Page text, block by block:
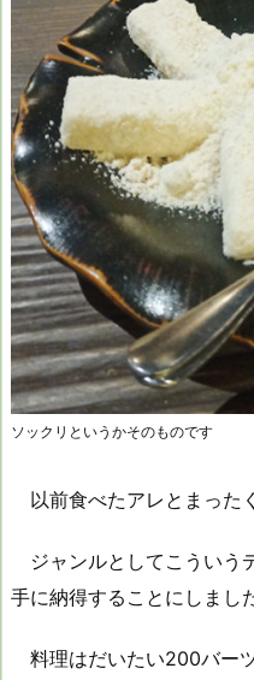
ソックリというかそのものです
以前食べたアレとまった
ジャンルとしてこういう
手に納得することにしまし
料理はだいたい200バー